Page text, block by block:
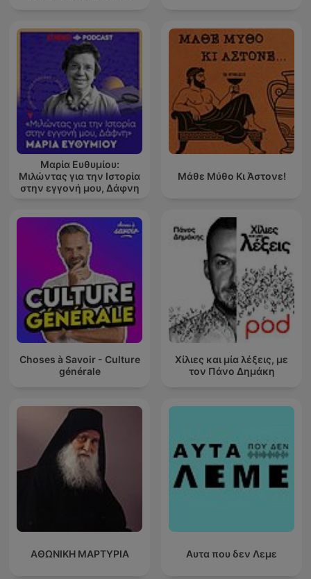
Μαρία Ευθυμίου:
Μιλώντας για την Ιστορία
στην εγγονή μου, Δάφνη
Μάθε Μύθο Κι Άστονε!
Choses à Savoir - Culture
générale
Χίλιες και μία λέξεις, με
τον Πάνο Δημάκη
ΑΘΩΝΙΚΗ ΜΑΡΤΥΡΙΑ Αυτα που δεν Λεμε